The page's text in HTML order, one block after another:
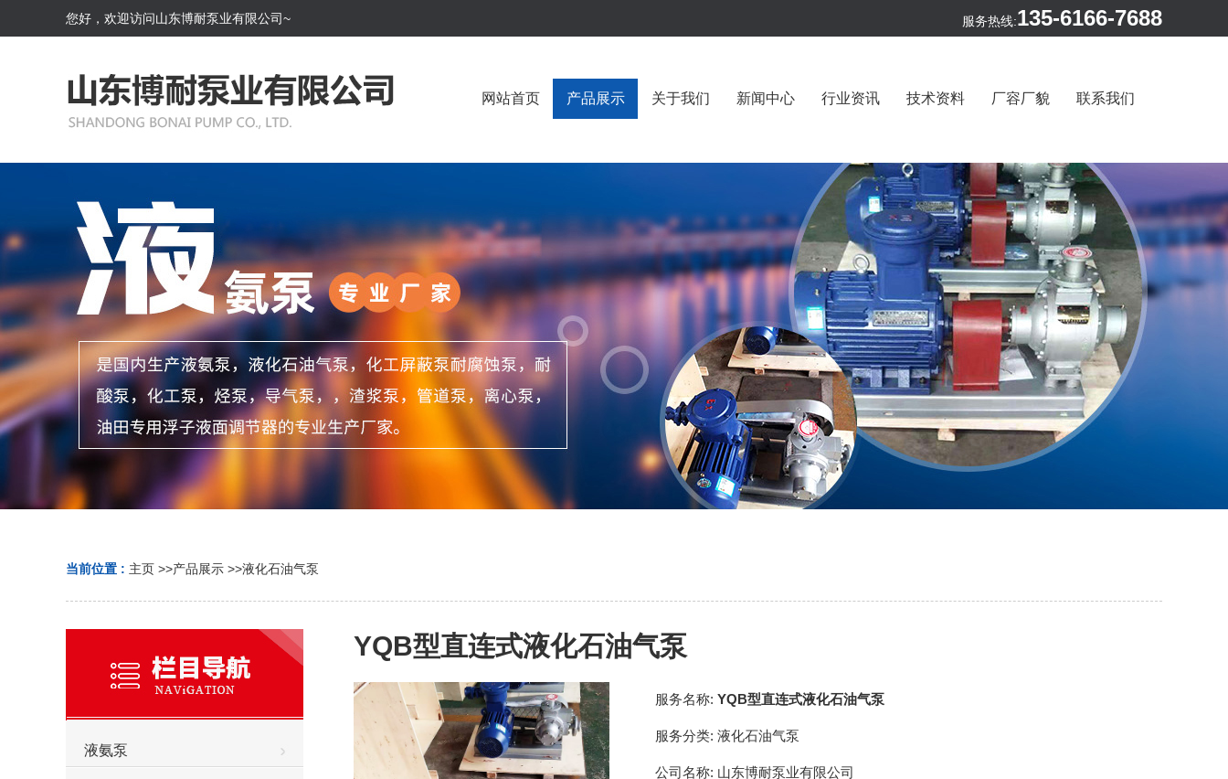
您好，欢迎访问山东博耐泵业有限公司~ 服务热线:135-6166-7688
网站首页 产品展示 关于我们 新闻中心 行业资讯 技术资料 厂容厂貌 联系我们
当前位置 : 主页 >>产品展示 >>液化石油气泵
液氨泵
YQB型直连式液化石油气泵
服务名称: YQB型直连式液化石油气泵
服务分类: 液化石油气泵
公司名称: 山东博耐泵业有限公司